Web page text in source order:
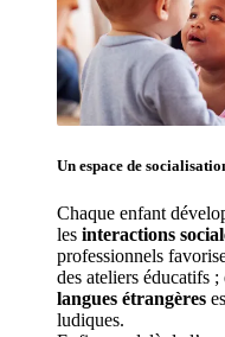
Un espace de
Chaque enfant
les interactions
professionnels
des ateliers éducatifs ;
langues étrangères
ludiques.